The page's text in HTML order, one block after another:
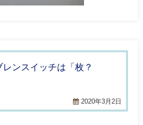
レンスイッチは「枚？
2020年3月2日